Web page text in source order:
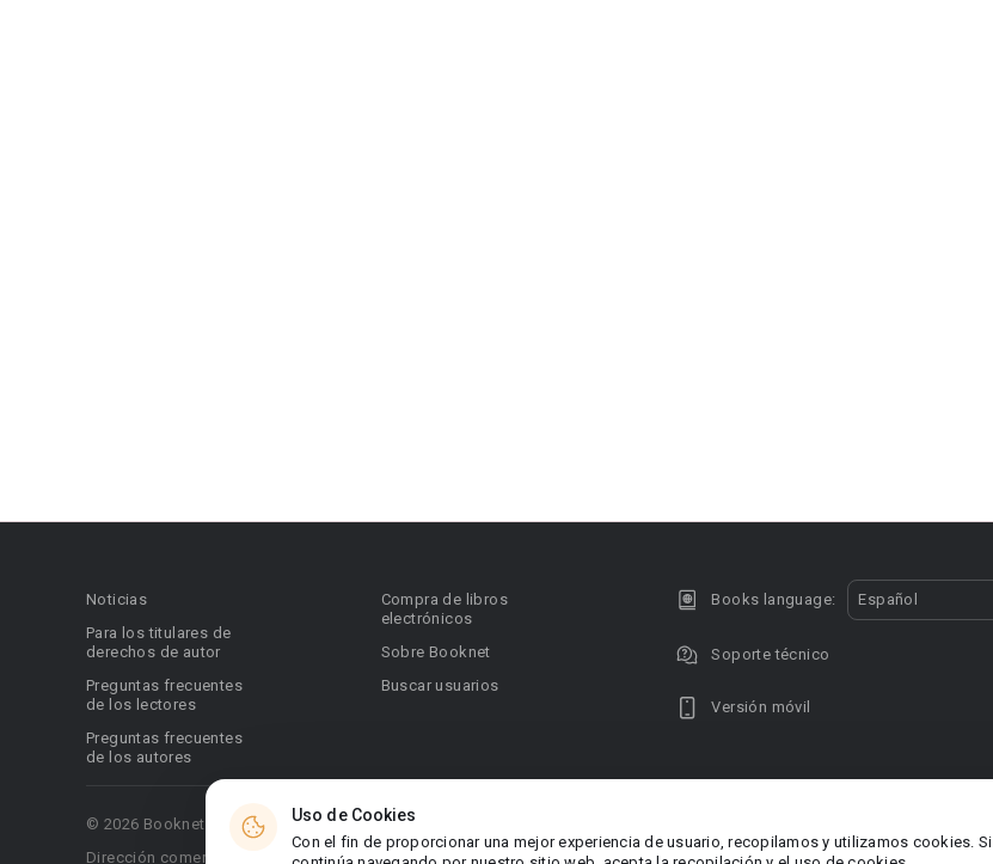
Uso de Cookies
Con el fin de proporcionar una mejor experiencia de usuario, recopilamos y utilizamos cookies. Si
Noticias
Para los titulares de
derechos de autor
Preguntas frecuentes
de los lectores
Preguntas frecuentes
de los autores
Compra de libros
electrónicos
Sobre Booknet
Buscar usuarios
Books language: Español
Soporte técnico
Versión móvil
© 2026 Booknet. Todos los derechos reservados.
Dirección comercial: Griva Digeni 51, oficina 1, Larnaca, 6036, Chipre